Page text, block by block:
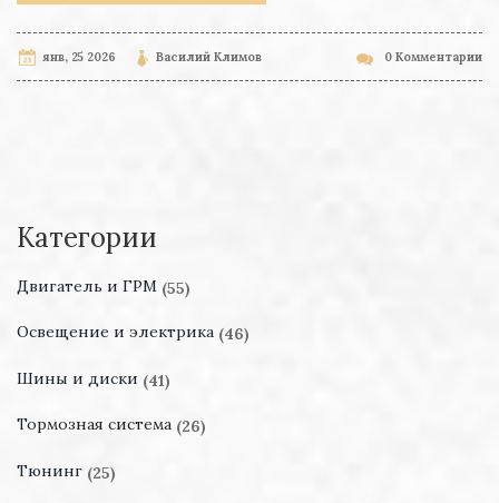
янв, 25 2026 Василий Климов 0 Комментарии
Категории
Двигатель и ГРМ (55)
Освещение и электрика (46)
Шины и диски (41)
Тормозная система (26)
Тюнинг (25)